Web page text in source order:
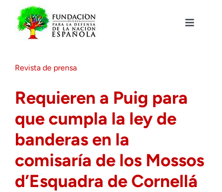
contenido
Toggle
Actualidad
Actividades
Colabora
Revista de prensa
Requieren a Puig para
que cumpla la ley de
banderas en la
comisaría de los Mossos
d’Esquadra de Cornellá